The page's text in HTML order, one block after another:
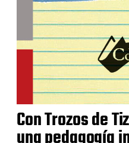
Con Trozos de